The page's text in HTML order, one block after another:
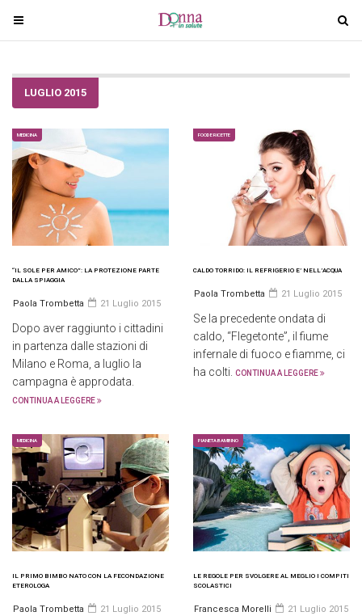
T
o
g
n
a
v
i
g
a
i
n
T
o
g
g
a
i
o
LUGLIO 2015
MEDICINA
“IL SOLE PER AMICO”: LA PROTEZIONE PARTE
DALLA SPIAGGIA
Paola Trombetta 21 Luglio 2015
Dopo aver raggiunto i cittadini
in partenza dalle stazioni di
Milano e Roma, a luglio la
campagna è approdata.
CONTINUA A LEGGERE
FOOD E RICETTE
CALDO TORRIDO: IL REFRIGERIO E’ NELL’ACQUA
Paola Trombetta 21 Luglio 2015
Se la precedente ondata di
caldo, “Flegetonte”, il fiume
infernale di fuoco e fiamme, ci
ha colti. CONTINUA A LEGGERE
MEDICINA
IL PRIMO BIMBO NATO CON LA FECONDAZIONE
ETEROLOGA
Paola Trombetta 21 Luglio 2015
PIANETA BAMBINO
LE REGOLE PER SVOLGERE AL MEGLIO I COMPITI
SCOLASTICI
Francesca Morelli 21 Luglio 2015